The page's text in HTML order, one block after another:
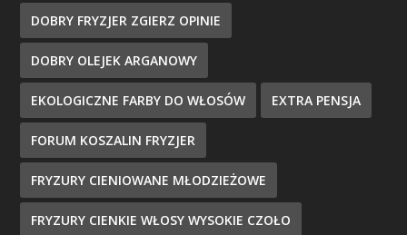
DOBRY FRYZJER ZGIERZ OPINIE
DOBRY OLEJEK ARGANOWY
EKOLOGICZNE FARBY DO WŁOSÓW EXTRA PENSJA
FORUM KOSZALIN FRYZJER
FRYZURY CIENIOWANE MŁODZIEŻOWE
FRYZURY CIENKIE WŁOSY WYSOKIE CZOŁO